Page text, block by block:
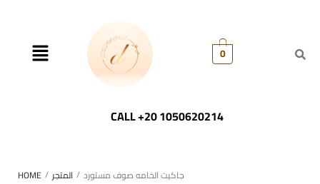
0
CALL +20 1050620214
HOME / المتجر / جاكيت الخامه صوف مستورد